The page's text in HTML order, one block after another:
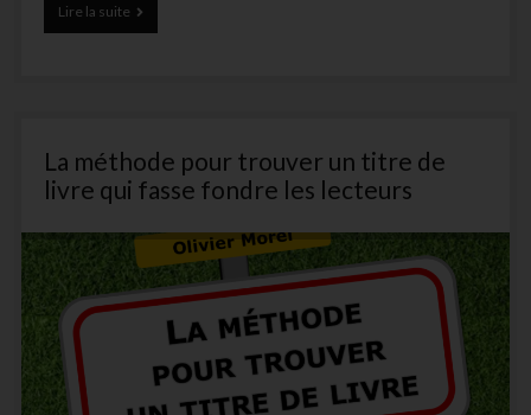
Lire la suitePlateformes
d’auto-
comparatif
:
Librinova,
BoD,
Publishroom
et
Lulu
La méthode pour trouver un titre de
livre qui fasse fondre les lecteurs